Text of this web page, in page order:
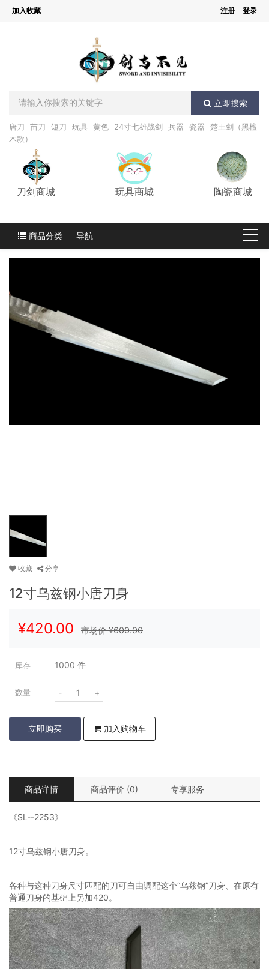
加入收藏 注册 登录
立即搜索
唐刀 苗刀 短刀 玩具 黄色 24寸七雄战剑 兵器 瓷器
楚王剑（黑檀
木款）
刀剑商城 玩具商城 陶瓷商城
商品分类 导航
收藏 分享
12寸乌兹钢小唐刀身
¥420.00 市场价 ¥600.00
库存 1000 件
数量 - +
立即购买 加入购物车
商品详情 商品评价 (0) 专享服务
《SL--2253》
12寸乌兹钢小唐刀身。
各种与这种刀身尺寸匹配的刀可自由调配这个“乌兹钢”刀身、在原有
普通刀身的基础上另加420。